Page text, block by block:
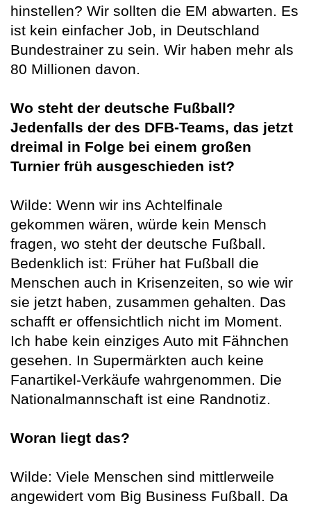
hinstellen? Wir sollten die EM abwarten. Es
ist kein einfacher Job, in Deutschland
Bundestrainer zu sein. Wir haben mehr als
80 Millionen davon.
Wo steht der deutsche Fußball?
Jedenfalls der des DFB-Teams, das jetzt
dreimal in Folge bei einem großen
Turnier früh ausgeschieden ist?
Wilde: Wenn wir ins Achtelfinale
gekommen wären, würde kein Mensch
fragen, wo steht der deutsche Fußball.
Bedenklich ist: Früher hat Fußball die
Menschen auch in Krisenzeiten, so wie wir
sie jetzt haben, zusammen gehalten. Das
schafft er offensichtlich nicht im Moment.
Ich habe kein einziges Auto mit Fähnchen
gesehen. In Supermärkten auch keine
Fanartikel-Verkäufe wahrgenommen. Die
Nationalmannschaft ist eine Randnotiz.
Woran liegt das?
Wilde: Viele Menschen sind mittlerweile
angewidert vom Big Business Fußball. Da